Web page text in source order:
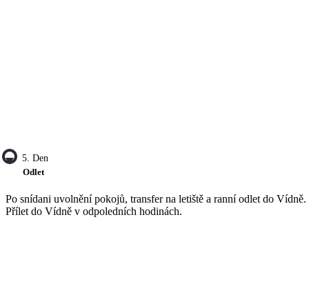
5. Den
Odlet
Po snídani uvolnění pokojů, transfer na letiště a ranní odlet do Vídně.
Přílet do Vídně v odpoledních hodinách.